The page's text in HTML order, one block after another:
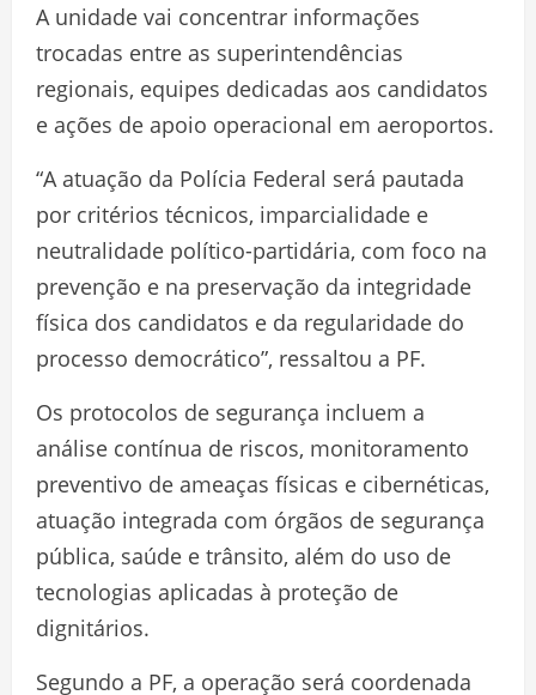
A unidade vai concentrar informações
trocadas entre as superintendências
regionais, equipes dedicadas aos candidatos
e ações de apoio operacional em aeroportos.
“A atuação da Polícia Federal será pautada
por critérios técnicos, imparcialidade e
neutralidade político-partidária, com foco na
prevenção e na preservação da integridade
física dos candidatos e da regularidade do
processo democrático”, ressaltou a PF.
Os protocolos de segurança incluem a
análise contínua de riscos, monitoramento
preventivo de ameaças físicas e cibernéticas,
atuação integrada com órgãos de segurança
pública, saúde e trânsito, além do uso de
tecnologias aplicadas à proteção de
dignitários.
Segundo a PF, a operação será coordenada